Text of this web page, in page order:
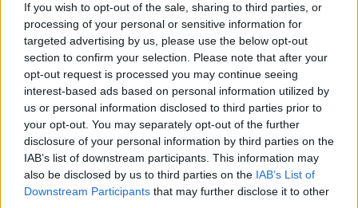
If you wish to opt-out of the sale, sharing to third parties, or
processing of your personal or sensitive information for
targeted advertising by us, please use the below opt-out
section to confirm your selection. Please note that after your
opt-out request is processed you may continue seeing
interest-based ads based on personal information utilized by
us or personal information disclosed to third parties prior to
your opt-out. You may separately opt-out of the further
disclosure of your personal information by third parties on the
IAB’s list of downstream participants. This information may
also be disclosed by us to third parties on the IAB’s List of
Downstream Participants that may further disclose it to other
Így dolgoznak home officeból az élelmesek,
miközben utazgatnak: itt a TOP10 úticél, ahol
ezt legkönnyebben megteheted
Az IWG kutatása szerint a helyfüggetlen munkavégzés a
válaszadók 90%-ánál javította a munka és a magánélet
egyensúlyát, míg 80%-uk produktívabbnak érzi magát.